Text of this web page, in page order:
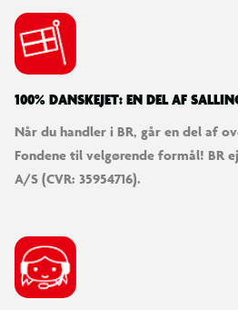
100% DANSKEJET: EN DEL AF
Når du handler i BR, går en del af
Fondene til velgørende formål! BR
A/S (CVR: 35954716).